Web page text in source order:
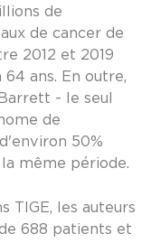
de
de cancer de
2012 et 2019
ans. En outre,
- le seul
de
50%
même période.
TIGE, les auteurs
688 patients et